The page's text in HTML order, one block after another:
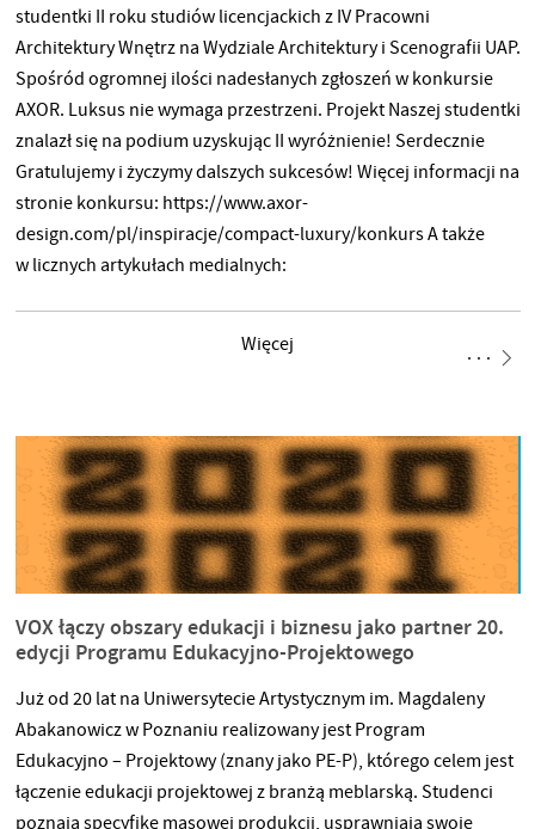
studentki II roku studiów licencjackich z IV Pracowni
Architektury Wnętrz na Wydziale Architektury i Scenografii UAP.
Spośród ogromnej ilości nadesłanych zgłoszeń w konkursie
AXOR. Luksus nie wymaga przestrzeni. Projekt Naszej studentki
znalazł się na podium uzyskując II wyróżnienie! Serdecznie
Gratulujemy i życzymy dalszych sukcesów! Więcej informacji na
stronie konkursu: https://www.axor-
design.com/pl/inspiracje/compact-luxury/konkurs A także
w licznych artykułach medialnych:
https://www.designalive.pl/luksus-nie-wymaga-przestrzeni-
lazienek-znamy-laureatow-konkursu-axor
Więcej
VOX łączy obszary edukacji i biznesu jako partner 20.
edycji Programu Edukacyjno-Projektowego
Już od 20 lat na Uniwersytecie Artystycznym im. Magdaleny
Abakanowicz w Poznaniu realizowany jest Program
Edukacyjno – Projektowy (znany jako PE-P), którego celem jest
łączenie edukacji projektowej z branżą meblarską. Studenci
poznają specyfikę masowej produkcji, usprawniają swoje